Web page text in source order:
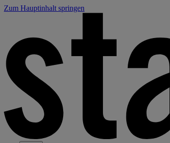
Zum Hauptinhalt springen